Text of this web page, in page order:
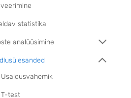
statistika
analüüsimine
Usaldusvahemik
T-test